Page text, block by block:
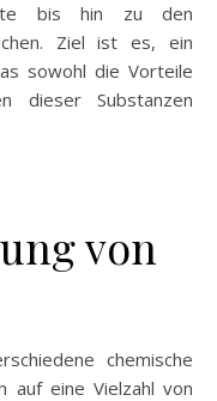
bis hin zu den
Ziel ist es, ein
sowohl die Vorteile
dieser Substanzen
von
chemische
auf eine Vielzahl von